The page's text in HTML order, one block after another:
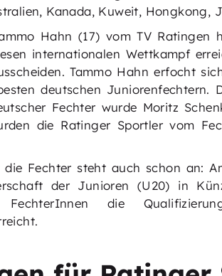
Kanada, Kuweit, Hongkong,
Hahn (17) vom TV Ratingen
internationalen Wettkampf
Tammo Hahn erfocht
deutschen Juniorenfechtern.
Fechter wurde Moritz
die Ratinger Sportler vom
Fechter steht auch schon an:
der Junioren (U20) in
die